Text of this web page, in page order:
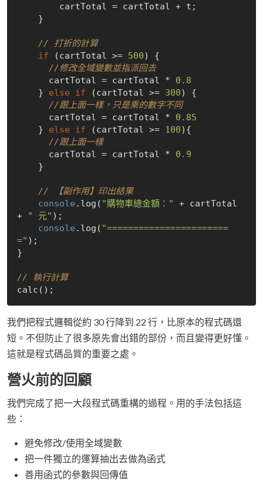
// 打折的計算
if (cartTotal >= 500) {
//修改全域變數並指派回去
      cartTotal = cartTotal *
0.8
    }
else if (cartTotal >= 300) {
//跟上面一樣，只是乘的數字不同
      cartTotal = cartTotal *
0.85
    }
else if (cartTotal >= 100){
//跟上面一樣
      cartTotal = cartTotal *
0.9
// 【副作用】印出結果
console .log( "購物車總金額：" + cartTotal
+
" 元" );
console .log( "=======================
=" );
}
// 執行計算
我們把程式邏輯從約 30 行降到 22 行，比原本的程式碼還
短。不但防止了很多原先會出錯的部份，而且變得更好懂。
這就是程式碼品質的重要之處。
營火前的回顧
我們完成了把一大段程式碼重構的過程。用的手法包括這
些：
避免修改/使用全域變數
把一件獨立的運算抽出去做為函式
善用函式的參數與回傳值